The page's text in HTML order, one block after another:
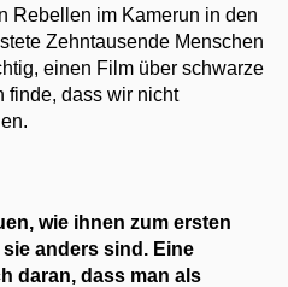
Rebellen im Kamerun in den
Zehntausende Menschen
einen Film über schwarze
finde, dass wir nicht
wie ihnen zum ersten
anders sind. Eine
daran, dass man als